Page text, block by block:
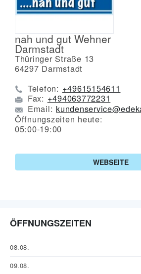
nah und gut Wehner
Darmstadt
Thüringer Straße 13
64297 Darmstadt
Telefon: +49615154611
Fax: +494063772231
Email:
Öffnungszeiten heute:
05:00-19:00
WEBSEITE
ÖFFNUNGSZEITEN
08.08.
09.08.